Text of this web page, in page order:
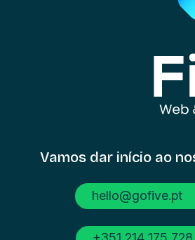
Vamos dar início ao
hello@gofive.pt